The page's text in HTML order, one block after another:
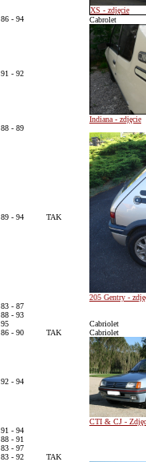
XS - zdjęcie
86 - 94 Cabrolet
91 - 92
Indiana - zdjęcie
88 - 89
89 - 94 TAK
205 Gentry -
83 - 87
88 - 93
95
Cabriolet
86 - 90 TAK Cabriolet
92 - 94
CTI & CJ -
91 - 94
88 - 91
83 - 97
83 - 92 TAK